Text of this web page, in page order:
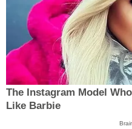
The Instagram Model
Like Barbie